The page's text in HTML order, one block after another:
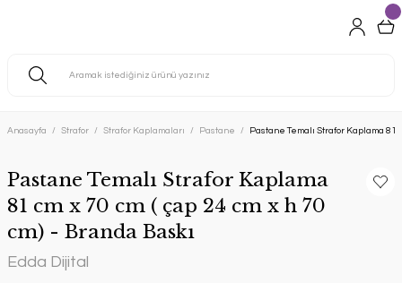
Anasayfa Strafor Strafor Kaplamaları Pastane Pastane Temalı Strafor Kaplama 81
Pastane Temalı Strafor Kaplama
81 cm x 70 cm ( çap 24 cm x h 70
cm) - Branda Baskı
Edda Dijital